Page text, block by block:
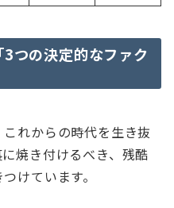
つの決定的なファク
れからの時代を生き抜
焼き付けるべき、残酷
けています。